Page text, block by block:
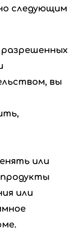
следующим
разрешенных
вы
или
или